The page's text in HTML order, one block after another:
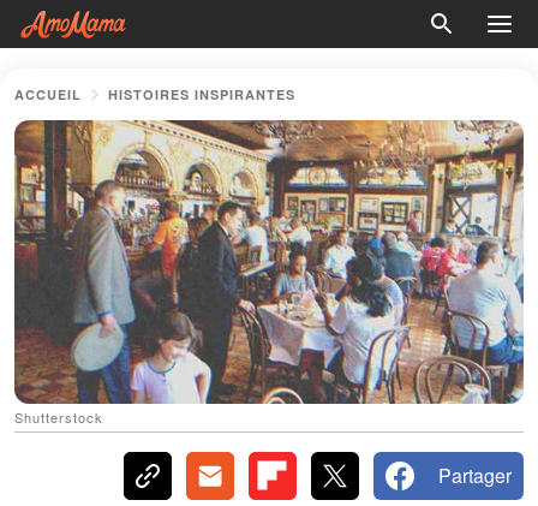
ACCUEIL HISTOIRES INSPIRANTES
Shutterstock
Partager